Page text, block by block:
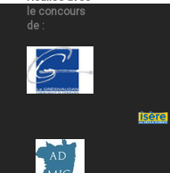
le concours
de :